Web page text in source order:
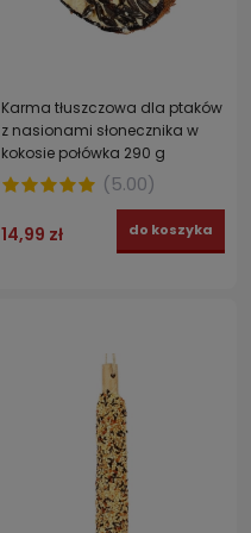
Karma tłuszczowa dla ptaków
z nasionami słonecznika w
kokosie połówka 290 g
(5.00)
14,99 zł do koszyka